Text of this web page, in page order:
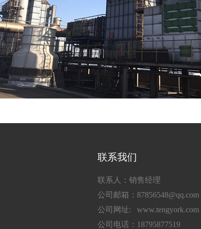
联系我们
联系人：销售经理
公司邮箱：87856548@qq.com
公司网址: www.tengyork.com
公司电话：18795877519